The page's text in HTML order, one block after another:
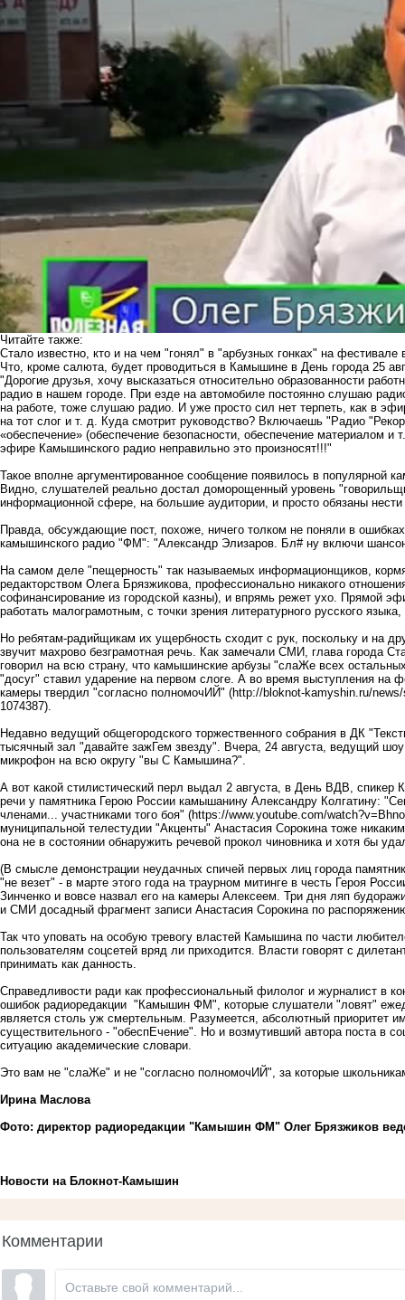
Читайте также:
Стало известно, кто и на чем "гонял" в "арбузных гонках" на
Что, кроме салюта, будет проводиться в Камышине в День города 25
"Дорогие друзья, хочу высказаться относительно образованности
радио в нашем городе. При езде на автомобиле постоянно слушаю
на работе, тоже слушаю радио. И уже просто сил нет терпеть, как в
на тот слог и т. д. Куда смотрит руководство? Включаешь "Радио
«обеспечение» (обеспечение безопасности, обеспечение материалом
эфире Камышинского радио неправильно это произносят!!!"
Такое вполне аргументированное сообщение появилось в популярной
Видно, слушателей реально достал доморощенный уровень
информационной сфере, на большие аудитории, и просто обязаны
Правда, обсуждающие пост, похоже, ничего толком не поняли в
камышинского радио "ФМ": "Александр Элизаров. Бл# ну включи
На самом деле "пещерность" так называемых информационщиков,
редакторством Олега Брязжикова, профессионально никакого
софинансирование из городской казны), и впрямь режет ухо. Прямой
работать малограмотным, с точки зрения литературного русского
Но ребятам-радийщикам их ущербность сходит с рук, поскольку и на
звучит махрово безграмотная речь. Как замечали СМИ, глава города
говорил на всю страну, что камышинские арбузы "слаЖе всех
"досуг" ставил ударение на первом слоге. А во время выступления на
камеры твердил "согласно полномочИЙ" (http://bloknot-kamyshin.ru/
1074387).
Недавно ведущий общегородского торжественного собрания в ДК
тысячный зал "давайте зажГем звезду". Вчера, 24 августа, ведущий
микрофон на всю округу "вы С Камышина?".
А вот какой стилистический перл выдал 2 августа, в День ВДВ,
речи у памятника Герою России камышанину Александру Колгатину:
членами... участниками того боя" (https://www.youtube.com/
муниципальной телестудии "Акценты" Анастасия Сорокина тоже
она не в состоянии обнаружить речевой прокол чиновника и хотя бы
(В смысле демонстрации неудачных спичей первых лиц города
"не везет" - в марте этого года на траурном митинге в честь Героя
Зинченко и вовсе назвал его на камеры Алексеем. Три дня ляп
и СМИ досадный фрагмент записи Анастасия Сорокина по
Так что уповать на особую тревогу властей Камышина по части
пользователям соцсетей вряд ли приходится. Власти говорят с
принимать как данность.
Справедливости ради как профессиональный филолог и журналист в
ошибок радиоредакции "Камышин ФМ", которые слушатели "ловят"
является столь уж смертельным. Разумеется, абсолютный приоритет
существительного - "обеспЕчение". Но и возмутивший автора поста в
ситуацию академические словари.
Это вам не "слаЖе" и не "согласно полномочИЙ", за которые
Ирина Маслова
Фото: директор радиоредакции "Камышин ФМ" Олег Брязжиков
Новости на Блoкнoт-Камышин
Комментарии